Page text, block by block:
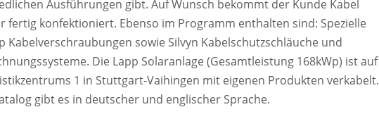
Ausführungen gibt. Auf Wunsch bekommt der Kunde Kabel
fertig konfektioniert. Ebenso im Programm enthalten sind: Spezielle
Kabelverschraubungen sowie Silvyn Kabelschutzschläuche und
Die Lapp Solaranlage (Gesamtleistung 168kWp) ist auf
1 in Stuttgart-Vaihingen mit eigenen Produkten verkabelt.
gibt es in deutscher und englischer Sprache.